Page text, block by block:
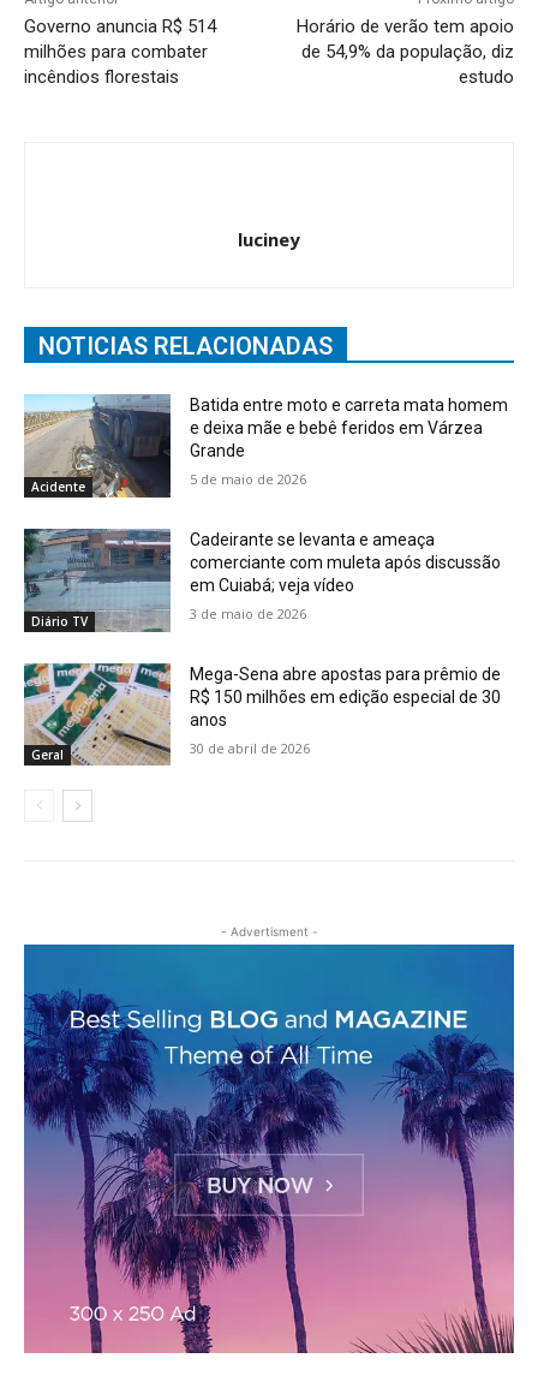
Governo anuncia R$ 514
milhões para combater
incêndios florestais
Horário de verão tem apoio
de 54,9% da população, diz
estudo
luciney
NOTICIAS RELACIONADAS
Acidente
Batida entre moto e carreta mata homem
e deixa mãe e bebê feridos em Várzea
Grande
5 de maio de 2026
Diário TV
Cadeirante se levanta e ameaça
comerciante com muleta após discussão
em Cuiabá; veja vídeo
3 de maio de 2026
Geral
Mega-Sena abre apostas para prêmio de
R$ 150 milhões em edição especial de 30
anos
30 de abril de 2026
- Advertisment -